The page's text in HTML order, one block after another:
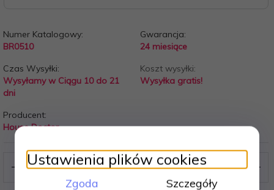
Numer Katalogowy:
BR0510
Gwarancja:
24 miesiące
Czas Wysyłki:
Wysyłamy w Ciągu 10 do 21
dni
Koszt wysyłki:
Wysyłka gratis!
Producent:
House Doctor
Ustawienia plików cookies
Zgoda Szczegóły